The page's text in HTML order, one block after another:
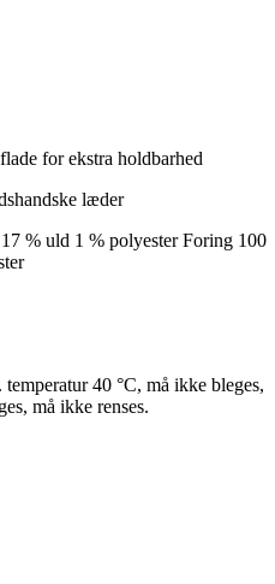
for ekstra holdbarhed
læder
% uld 1 % polyester Foring 100
40 °C, må ikke bleges,
må ikke renses.